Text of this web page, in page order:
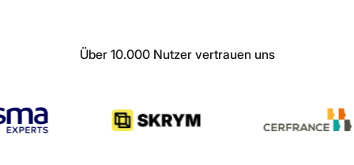
Über 10.000 Nutzer vertrauen uns